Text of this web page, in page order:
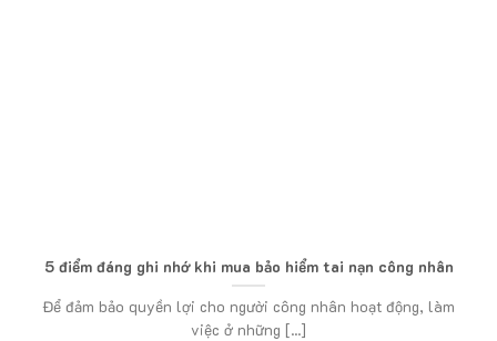
5 điểm đáng ghi nhớ khi mua bảo hiểm tai nạn công nhân
Để đảm bảo quyền lợi cho người công nhân hoạt động, làm
việc ở những [...]